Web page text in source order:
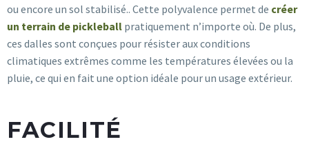
ou encore un sol stabilisé.. Cette polyvalence permet de créer
un terrain de pickleball pratiquement n’importe où. De plus,
ces dalles sont conçues pour résister aux conditions
climatiques extrêmes comme les températures élevées ou la
pluie, ce qui en fait une option idéale pour un usage extérieur.
FACILITÉ